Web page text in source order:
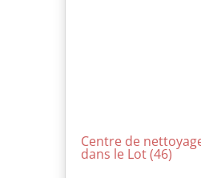
Centre de
dans le Lot (46)